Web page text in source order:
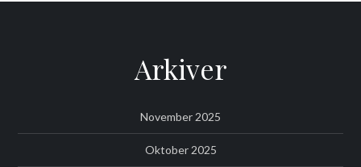
Arkiver
November 2025
Oktober 2025